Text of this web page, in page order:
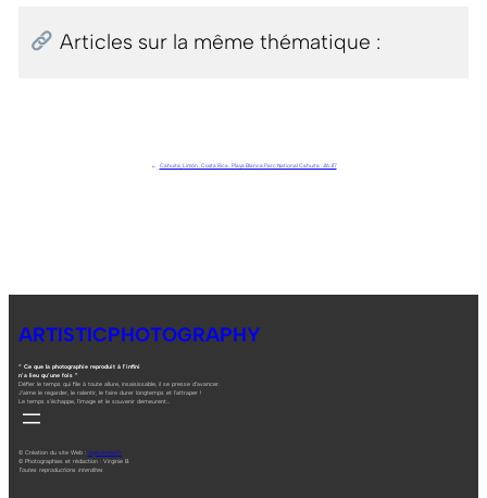
Articles sur la même thématique :
← Cahuita, Limón . Costa Rica . Playa Blanca Parc National Cahuita . J16.J17
ARTISTICPHOTOGRAPHY
“ Ce que la photographie reproduit à l’infini
n’a lieu qu’une fois ”
Défier le temps qui file à toute allure, insaisissable, il se presse d’avancer.
J’aime le regarder, le ralentir, le faire durer longtemps et l’attraper !
Le temps s’échappe, l’image et le souvenir demeurent…
© Création du site Web : digitalneed.fr
© Photographies et rédaction : Virginie B.
Toutes reproductions interdites